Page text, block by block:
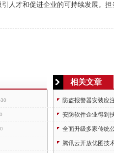
人才和促进企业的可持续发展。
相关文章
防盗报警器安装应
安防软件企业得到
全面升级多家传统
腾讯云开放优图技